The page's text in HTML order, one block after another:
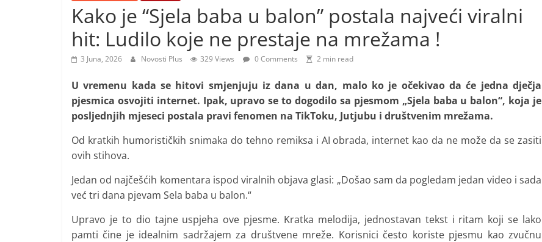
Kako je “Sjela baba u balon” postala najveći viralni
hit: Ludilo koje ne prestaje na mrežama !
3 Juna, 2026 Novosti Plus 329 Views 0 Comments 2 min read
U vremenu kada se hitovi smjenjuju iz dana u dan, malo ko je očekivao da će jedna dječja
pjesmica osvojiti internet. Ipak, upravo se to dogodilo sa pjesmom „Sjela baba u balon“, koja je
posljednjih mjeseci postala pravi fenomen na TikToku, Jutjubu i društvenim mrežama.
Od kratkih humorističkih snimaka do tehno remiksa i AI obrada, internet kao da ne može da se zasiti
ovih stihova.
Jedan od najčešćih komentara ispod viralnih objava glasi: „Došao sam da pogledam jedan video i sada
već tri dana pjevam Sela baba u balon.“
Upravo je to dio tajne uspjeha ove pjesme. Kratka melodija, jednostavan tekst i ritam koji se lako
pamti čine je idealnim sadržajem za društvene mreže. Korisnici često koriste pjesmu kao zvučnu